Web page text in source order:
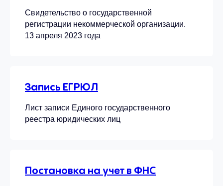
Свидетельство о государственной
регистрации некоммерческой организации.
13 апреля 2023 года
Запись ЕГРЮЛ
Лист записи Единого государственного
реестра юридических лиц
Постановка на учет в ФНС